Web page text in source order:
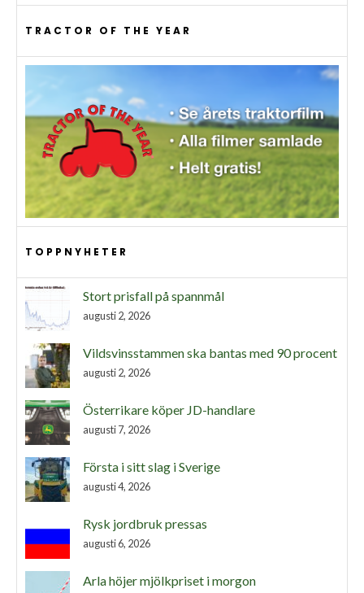
TRACTOR OF THE YEAR
TOPPNYHETER
Stort prisfall på spannmål
augusti 2, 2026
Vildsvinsstammen ska bantas med 90 procent
augusti 2, 2026
Österrikare köper JD-handlare
augusti 7, 2026
Första i sitt slag i Sverige
augusti 4, 2026
Rysk jordbruk pressas
augusti 6, 2026
Arla höjer mjölkpriset i morgon